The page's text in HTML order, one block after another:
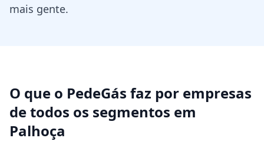
mais gente.
O que o PedeGás faz por empresas
de todos os segmentos em
Palhoça